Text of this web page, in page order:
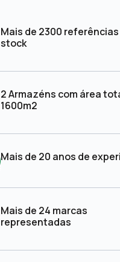
Mais de 2300 referências
stock
2 Armazéns com área
1600m2
Mais de 20 anos de
Mais de 24 marcas
representadas